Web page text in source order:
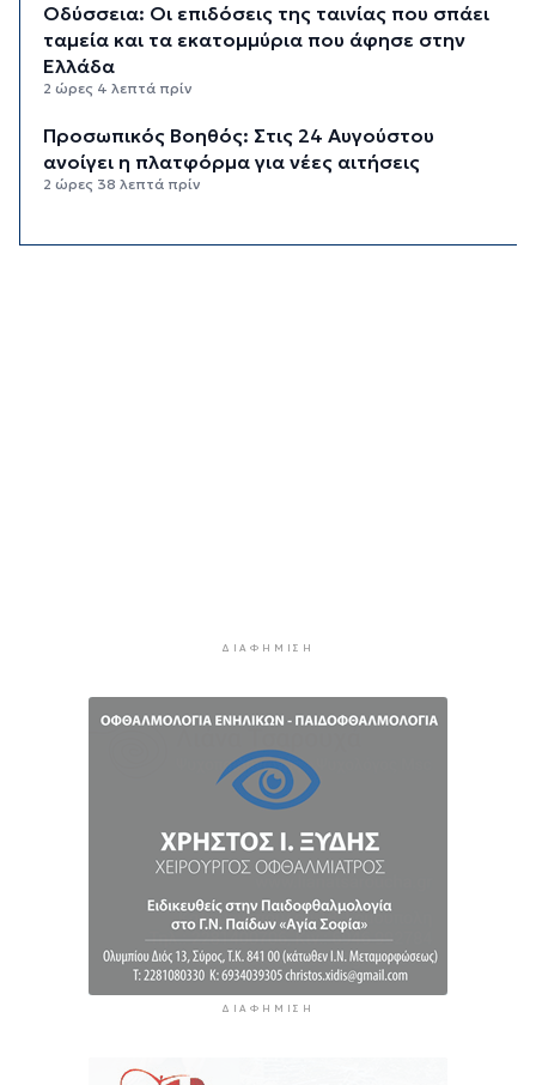
Οδύσσεια: Οι επιδόσεις της ταινίας που σπάει
ταμεία και τα εκατομμύρια που άφησε στην
Ελλάδα
2 ώρες 4 λεπτά πρίν
Προσωπικός Βοηθός: Στις 24 Αυγούστου
ανοίγει η πλατφόρμα για νέες αιτήσεις
2 ώρες 38 λεπτά πρίν
Η αργία και η αμοιβή της 15ης Αυγούστου
5 ώρες 13 λεπτά πρίν
ΔΙΑΦΉΜΙΣΗ
ΔΙΑΦΉΜΙΣΗ